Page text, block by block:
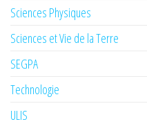
Sciences Physiques
Sciences et Vie de la Terre
SEGPA
Technologie
ULIS